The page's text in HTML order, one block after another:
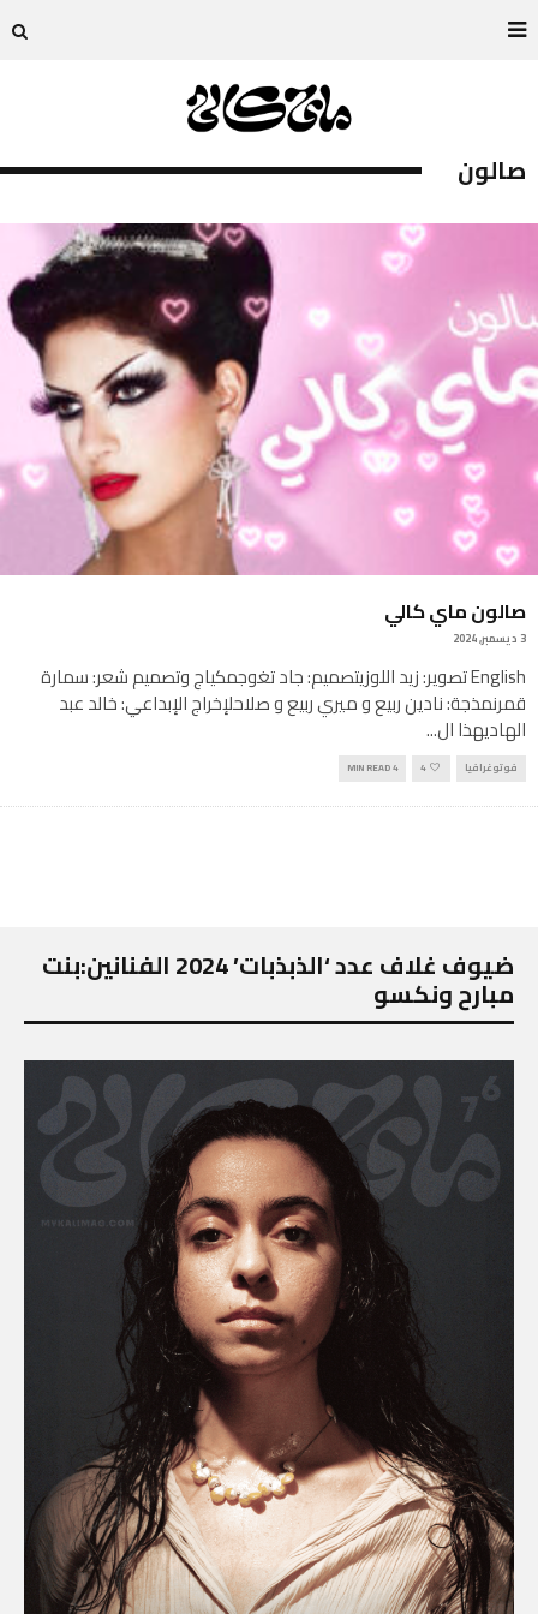
صالون
صالون ماي كالي
3 ديسمبر, 2024
English تصوير: زيد اللوزيتصميم: جاد تغوجمكياج وتصميم شعر: سمارة
قمرنمذجة: نادين ربيع و ميري ربيع و صلاحلإخراج الإبداعي: خالد عبد
الهاديهذا ال...
فوتوغرافيا 4
4 MIN READ
ضيوف غلاف عدد ‘الذبذبات’ 2024 الفنانين:بنت
مبارح ونكسو